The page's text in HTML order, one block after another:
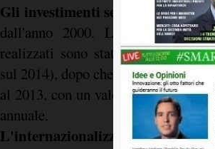
Gli investimenti segnano il nuovo
dall'anno 2000. Lo scorso anno
realizzati sono stati 351,3 milioni
sul 2014), dopo che erano cresciuto
al 2013, con un valore prossimo al
annuale.
L'internazionalizzazione